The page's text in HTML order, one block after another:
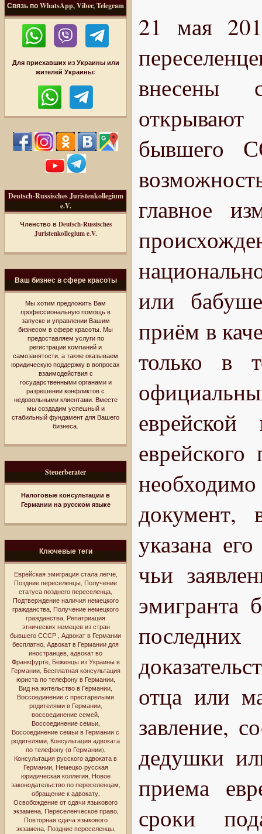
Связь по WhatsApp, Viber, Telegram
Для приехавших из Украины или
жителей Украины:
Deutsch-Russisches Juristenkollegium
e.V.
Членство в Deutsch-Russisches
Juristenkollegium e.V.
Ваш бизнес в сфере красоты
Мы хотим предложить Вам
профессиональную помощь в
запуске и управлении Вашим
бизнесом в сфере красоты. Мы
предоставляем услуги по
регистрации компаний и
самозанятости, а также оказываем
юридическую поддержку в вопросах
взаимодействия с
государственными органами и
разрешении конфликтов с
недовольными клиентами. Вместе
мы создадим успешный и
стабильный фундамент для Вашего
бизнеса.
Steuerberater
Налоговые консультации в
Германии на русском языке
Ключевые теги
Еврейская эмиграция стала легче,
Поздние переселенцы, Получение
статуса позднего переселенца,
Подтверждение наличия немецкого
гражданства, Получение немецкого
гражданства, Репатриация
этнических немецев из стран
бывшего СССР , Адвокат в Германии
бесплатно, Адвокат в Германии для
иностранцев, адвокат во
Франкфурте, Беженцы из Украины в
Германии, Бесплатная консультация
юриста по телефону в Германии,
Вид на жительство в Германии,
Воссоединение с престарелыми
родителями в Германии,
воссоединение семей,
Воссоединение семьи,
Воссоединение семьи в Германии с
родителями, Консультация адвоката
по телефону (в Германии),
Консультация русского адвоката в
Германии, Немецко-русская
юридическая коллегия, Новое
законодательство по переселенцам,
обращение к адвокату,
Освобождение от сдачи языкового
экзамена, Переселенческое право,
Повторная сдача языкового
экзамена, Поздние переселенцы,
21 мая
внесены
бывшего
главное
или
приём в
только в
еврейской
документ,
указана
чьи
эмигранта
отца или
завление,
дедушки
приема
сроки